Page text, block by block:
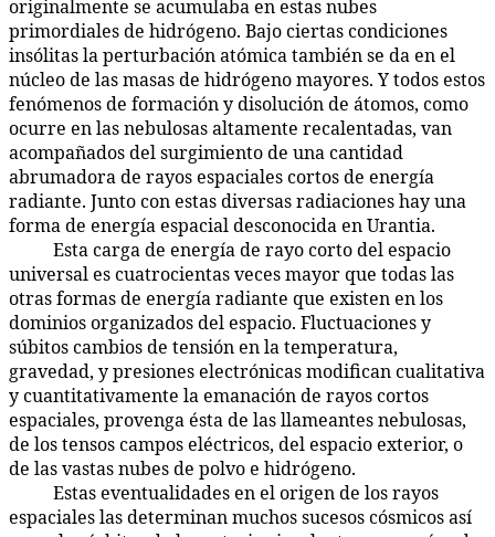
originalmente se acumulaba en estas nubes
primordiales de hidrógeno. Bajo ciertas condiciones
insólitas la perturbación atómica también se da en el
núcleo de las masas de hidrógeno mayores. Y todos estos
fenómenos de formación y disolución de átomos, como
ocurre en las nebulosas altamente recalentadas, van
acompañados del surgimiento de una cantidad
abrumadora de rayos espaciales cortos de energía
radiante. Junto con estas diversas radiaciones hay una
forma de energía espacial desconocida en Urantia.
Esta carga de energía de rayo corto del espacio
universal es cuatrocientas veces mayor que todas las
otras formas de energía radiante que existen en los
dominios organizados del espacio. Fluctuaciones y
súbitos cambios de tensión en la temperatura,
gravedad, y presiones electrónicas modifican cualitativa
y cuantitativamente la emanación de rayos cortos
espaciales, provenga ésta de las llameantes nebulosas,
de los tensos campos eléctricos, del espacio exterior, o
de las vastas nubes de polvo e hidrógeno.
Estas eventualidades en el origen de los rayos
espaciales las determinan muchos sucesos cósmicos así